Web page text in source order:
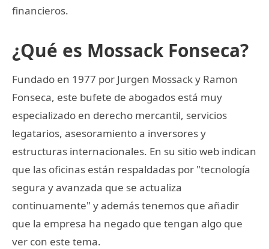
financieros.
¿Qué es Mossack Fonseca?
Fundado en 1977 por Jurgen Mossack y Ramon
Fonseca, este bufete de abogados está muy
especializado en derecho mercantil, servicios
legatarios, asesoramiento a inversores y
estructuras internacionales. En su sitio web indican
que las oficinas están respaldadas por "tecnología
segura y avanzada que se actualiza
continuamente" y además tenemos que añadir
que la empresa ha negado que tengan algo que
ver con este tema.